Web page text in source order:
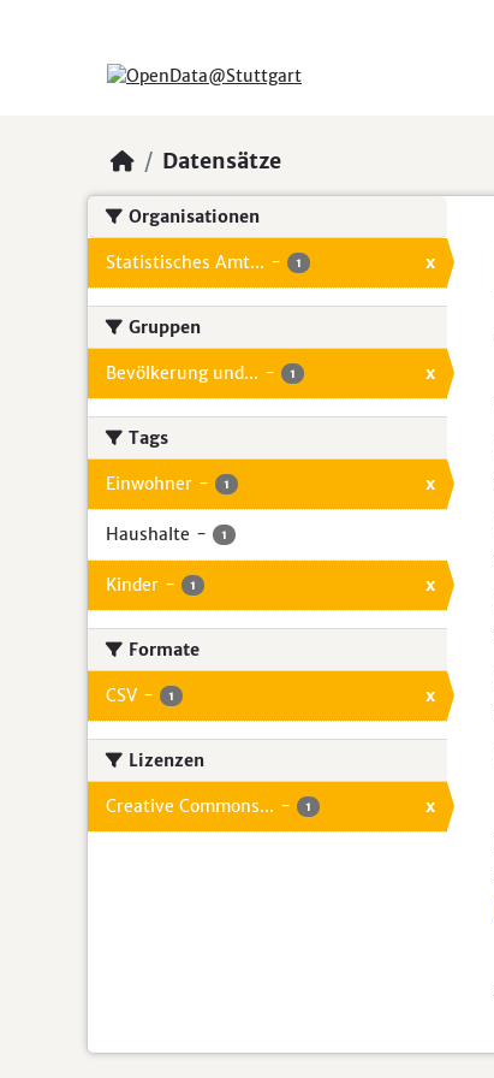
Datensätze
Organisationen
Statistisches Amt... - 1 x
Gruppen
Bevölkerung und... - 1 x
Tags
Einwohner - 1 x
Haushalte - 1
Kinder - 1 x
Formate
CSV - 1 x
Lizenzen
Creative Commons... - 1 x